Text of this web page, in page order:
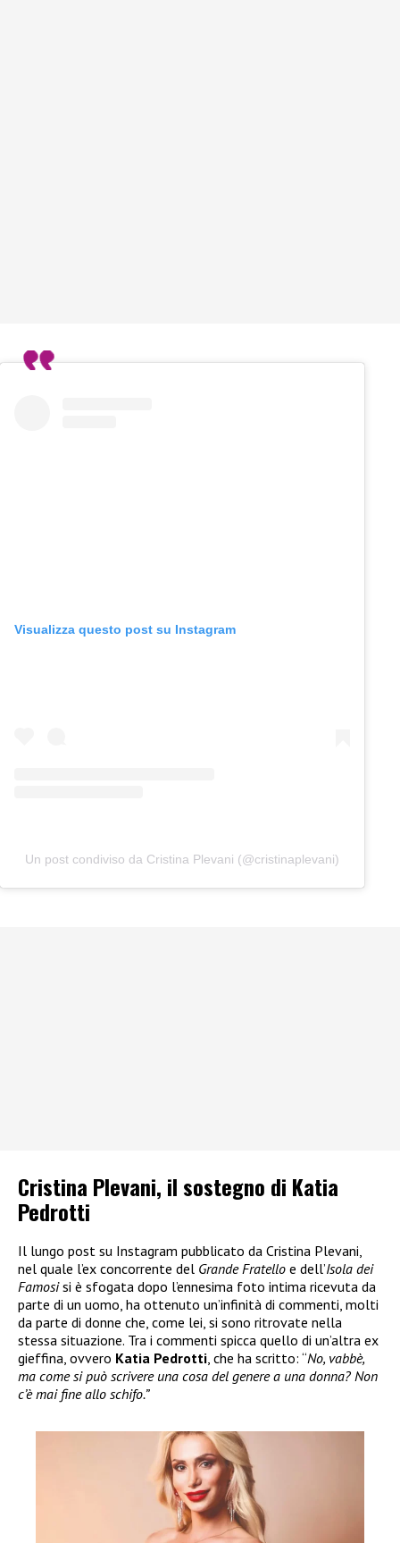
Visualizza questo post su Instagram
Un post condiviso da Cristina Plevani (@cristinaplevani)
Cristina Plevani, il sostegno di Katia
Pedrotti
Il lungo post su Instagram pubblicato da Cristina Plevani,
nel quale l’ex concorrente del Grande Fratello e dell’Isola dei
Famosisi è sfogata dopo l’ennesima foto intima ricevuta da
parte di un uomo, ha ottenuto un’infinità di commenti, molti
da parte di donne che, come lei, si sono ritrovate nella
stessa situazione. Tra i commenti spicca quello di un’altra ex
gieffina, ovvero Katia Pedrotti, che ha scritto: “No, vabbè,
ma come si può scrivere una cosa del genere a una donna? Non
c’è mai fine allo schifo.”